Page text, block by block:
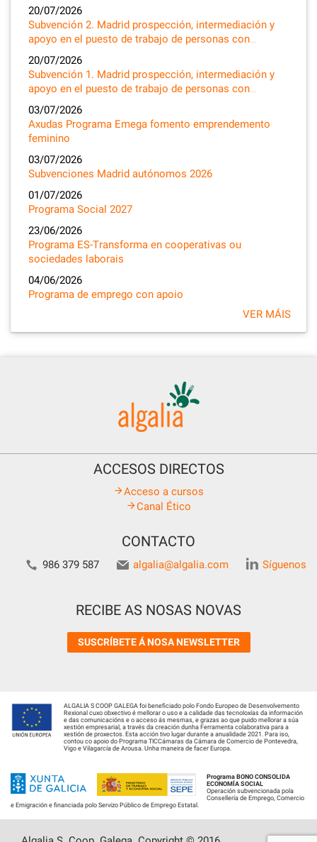
20/07/2026
Subvención 2. Madrid prospección, intermediación y
apoyo en el puesto de trabajo de personas con…
20/07/2026
Subvención 1. Madrid prospección, intermediación y
apoyo en el puesto de trabajo de personas con…
03/07/2026
Axudas Programa Emega fomento emprendemento
feminino
03/07/2026
Subvenciones Madrid autónomos 2026
01/07/2026
Programa Social 2027
23/06/2026
Programa ES-Transforma en cooperativas ou
sociedades laborais
04/06/2026
Programa de emprego con apoio
VER MÁIS
ACCESOS DIRECTOS
Acceso a cursos
Canal Ético
CONTACTO
986 379 587 algalia@algalia.com Síguenos
RECIBE AS NOSAS NOVAS
SUSCRÍBETE Á NOSA NEWSLETTER
ALGALIA S COOP GALEGA foi beneficiado polo Fondo Europeo de Desenvolvemento
Rexional cuxo obxectivo é mellorar o uso e a calidade das tecnoloxías da información
e das comunicacións e o acceso ás mesmas, e grazas ao que puido mellorar a súa
xestión empresarial, a través da creación dunha Ferramenta colaborativa para a
xestión de proxectos. Esta acción tivo lugar durante a anualidade 2021. Para iso,
contou co apoio do Programa TICCámaras da Cámara de Comercio de Pontevedra,
Vigo e Vilagarcía de Arousa. Unha maneira de facer Europa.
Programa BONO CONSOLIDA
ECONOMÍA SOCIAL
Operación subvencionada pola
Consellería de Emprego, Comercio
e Emigración e financiada polo Servizo Público de Emprego Estatal.